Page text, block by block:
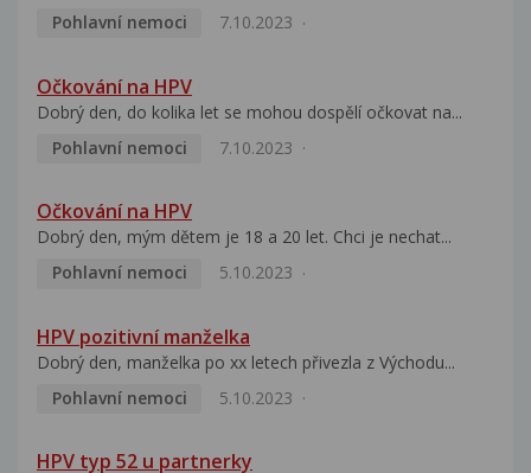
Pohlavní nemoci
7.10.2023
Očkování na HPV
Dobrý den, do kolika let se mohou dospělí očkovat na...
Pohlavní nemoci
7.10.2023
Očkování na HPV
Dobrý den, mým dětem je 18 a 20 let. Chci je nechat...
Pohlavní nemoci
5.10.2023
HPV pozitivní manželka
Dobrý den, manželka po xx letech přivezla z Východu...
Pohlavní nemoci
5.10.2023
HPV typ 52 u partnerky